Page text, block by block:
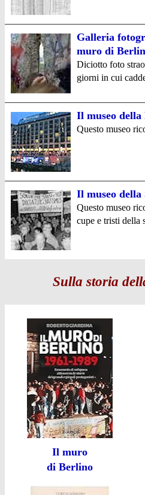
Galleria
muro di
Diciotto foto
giorni in cui
Il museo della
Questo museo
Il museo della
Questo museo
cupe e tristi della
Sulla storia
Il muro
di Berlino